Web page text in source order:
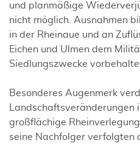
und planmäßige
nicht möglich. Ausnahmen
in der Rheinaue und an
Eichen und Ulmen dem
Siedlungszwecke
Besonderes Augenmerk
Landschaftsveränderungen
großflächige
seine Nachfolger verfolgten